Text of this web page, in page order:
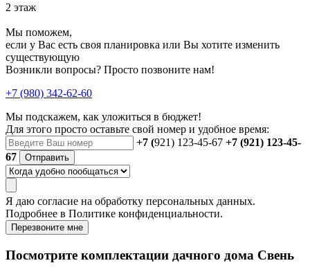
2 этаж
Мы поможем,
если у Вас есть своя планировка или Вы хотите изменить
существующую
Возникли вопросы? Просто позвоните нам!
+7 (980) 342-62-60
Мы подскажем, как уложиться в бюджет!
Для этого просто оставьте свой номер и удобное время:
+7 (921) 123-45-67 +7 (921) 123-45-
67
Отправить
Я даю согласие на обработку персональных данных.
Подробнее в Политике конфиденциальности.
Перезвоните мне
Посмотрите комплектации дачного дома Свень